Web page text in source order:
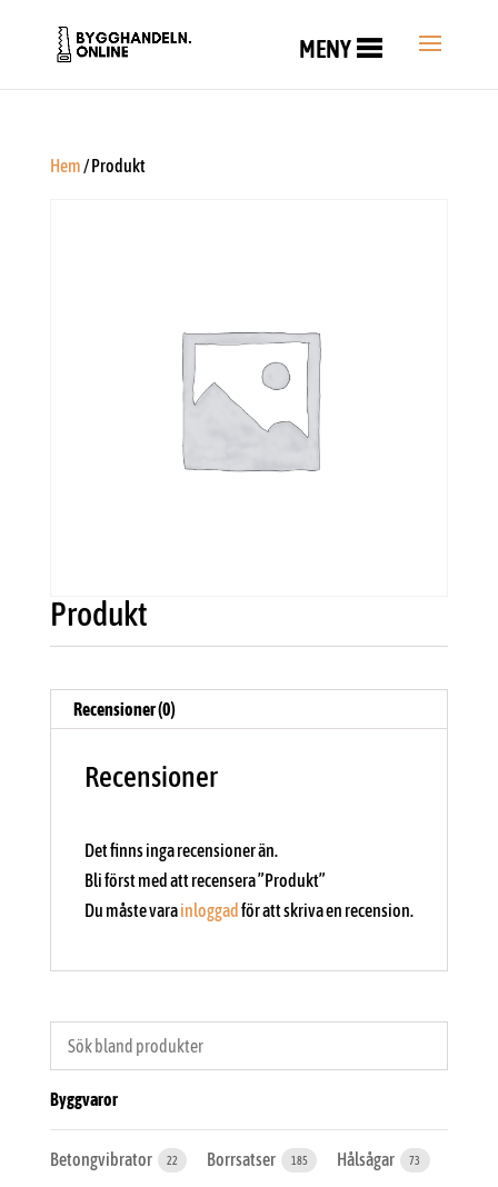
MENY
Hem/ Produkt
Produkt
Recensioner (0)
Recensioner
Det finns inga recensioner än.
Bli först med att recensera ”Produkt”
Du måste varainloggad för att skriva en recension.
Byggvaror
Betongvibrator 22 Borrsatser 185 Hålsågar 73